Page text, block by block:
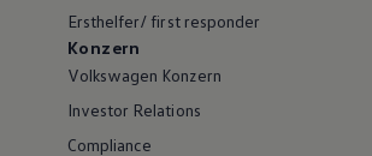
Ersthelfer/ first responder
Konzern
Volkswagen Konzern
Investor Relations
Compliance